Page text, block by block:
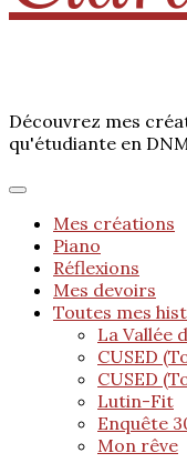
Découvrez mes
qu'étudiante en
Mes créations
Piano
Réflexions
Mes devoirs
Toutes mes
La Vallée
CUSED
CUSED
Lutin-Fit
Enquête
Mon rêve